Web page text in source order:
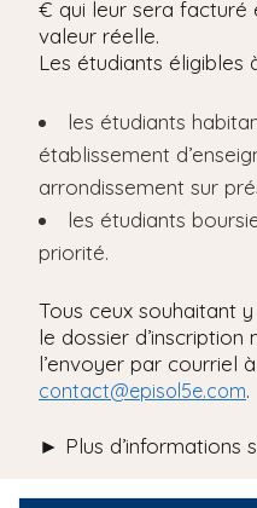
€ qui leur sera facturé
valeur réelle.
Les étudiants éligibles
les étudiants
établissement
arrondissement sur
les étudiants
priorité.
Tous ceux souhaitant
le dossier
l’envoyer par courriel
contact@episol5e.com.
► Plus d’informations